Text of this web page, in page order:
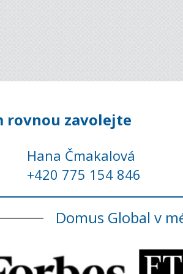
rovnou zavolejte
Hana Čmakalová
+420 775 154 846
Domus Global v